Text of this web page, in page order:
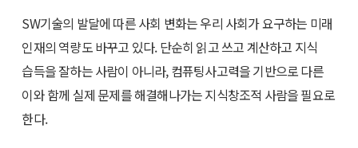
SW기술의 발달에 따른 사회 변화는 우리 사회가 요구하는 미래
인재의 역량도 바꾸고 있다. 단순히 읽고 쓰고 계산하고 지식
습득을 잘하는 사람이 아니라, 컴퓨팅사고력을 기반으로 다른
이와 함께 실제 문제를 해결해나가는 지식창조적 사람을 필요로
한다.